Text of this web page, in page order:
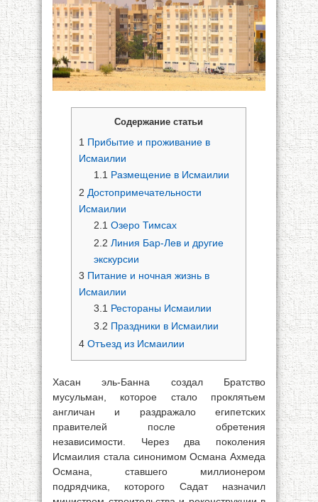
Содержание статьи
1 Прибытие и проживание в
Исмаилии
1.1 Размещение в Исмаилии
2 Достопримечательности
Исмаилии
2.1 Озеро Тимсах
2.2 Линия Бар-Лев и другие
экскурсии
3 Питание и ночная жизнь в
Исмаилии
3.1 Рестораны Исмаилии
3.2 Праздники в Исмаилии
4 Отъезд из Исмаилии
Хасан эль-Банна создал Братство
мусульман, которое стало проклятьем
англичан и раздражало египетских
правителей после обретения
независимости. Через два поколения
Исмаилия стала синонимом Османа Ахмеда
Османа, ставшего миллионером
подрядчика, которого Садат назначил